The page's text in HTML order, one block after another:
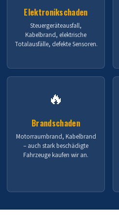
Elektronikschaden
Steuergeräteausfall,
Kabelbrand, elektrische
Totalausfälle, defekte Sensoren.
🔥
Brandschaden
Motorraumbrand, Kabelbrand
– auch stark beschädigte
Fahrzeuge kaufen wir an.